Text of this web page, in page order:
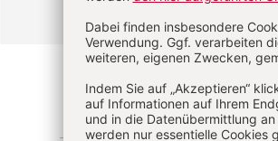
Diesen